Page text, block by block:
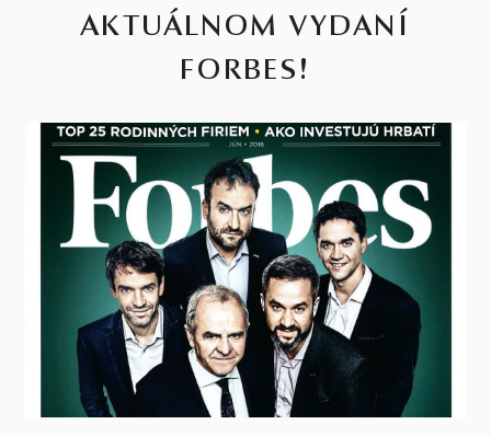
AKTUÁLNOM VYDANÍ
FORBES!